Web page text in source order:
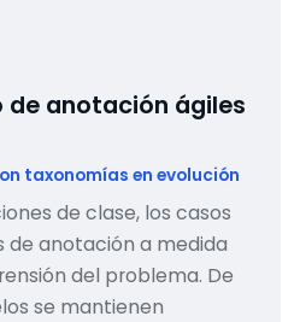
de anotación ágiles
taxonomías en evolución
de clase, los casos
de anotación a medida
del problema. De
se mantienen